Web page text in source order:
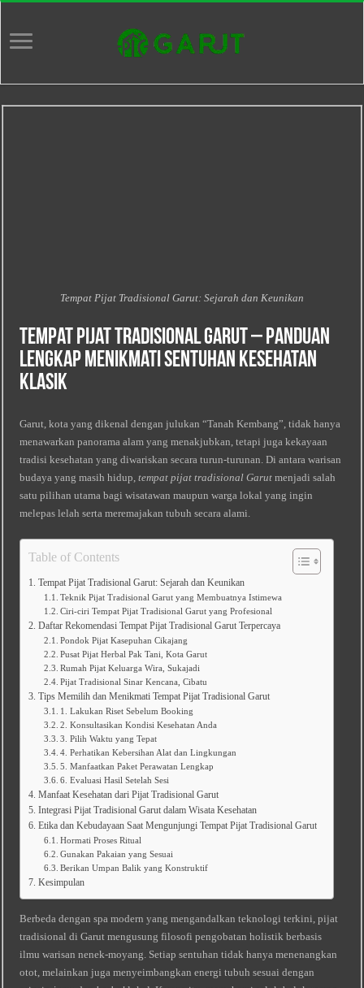
Tempat Pijat Tradisional Garut: Sejarah dan Keunikan
Tempat Pijat Tradisional Garut – Panduan
Lengkap Menikmati Sentuhan Kesehatan
Klasik
Garut, kota yang dikenal dengan julukan “Tanah Kembang”, tidak hanya
menawarkan panorama alam yang menakjubkan, tetapi juga kekayaan
tradisi kesehatan yang diwariskan secara turun‑turunan. Di antara warisan
budaya yang masih hidup,tempat pijat tradisional Garut menjadi salah
satu pilihan utama bagi wisatawan maupun warga lokal yang ingin
melepas lelah serta meremajakan tubuh secara alami.
Table of Contents
Tempat Pijat Tradisional Garut: Sejarah dan Keunikan
Teknik Pijat Tradisional Garut yang Membuatnya Istimewa
Ciri-ciri Tempat Pijat Tradisional Garut yang Profesional
Daftar Rekomendasi Tempat Pijat Tradisional Garut Terpercaya
Pondok Pijat Kasepuhan Cikajang
Pusat Pijat Herbal Pak Tani, Kota Garut
Rumah Pijat Keluarga Wira, Sukajadi
Pijat Tradisional Sinar Kencana, Cibatu
Tips Memilih dan Menikmati Tempat Pijat Tradisional Garut
1. Lakukan Riset Sebelum Booking
2. Konsultasikan Kondisi Kesehatan Anda
3. Pilih Waktu yang Tepat
4. Perhatikan Kebersihan Alat dan Lingkungan
5. Manfaatkan Paket Perawatan Lengkap
6. Evaluasi Hasil Setelah Sesi
Manfaat Kesehatan dari Pijat Tradisional Garut
Integrasi Pijat Tradisional Garut dalam Wisata Kesehatan
Etika dan Kebudayaan Saat Mengunjungi Tempat Pijat Tradisional Garut
Hormati Proses Ritual
Gunakan Pakaian yang Sesuai
Berikan Umpan Balik yang Konstruktif
Kesimpulan
Berbeda dengan spa modern yang mengandalkan teknologi terkini, pijat
tradisional di Garut mengusung filosofi pengobatan holistik berbasis
ilmu warisan nenek‑moyang. Setiap sentuhan tidak hanya menenangkan
otot, melainkan juga menyeimbangkan energi tubuh sesuai dengan